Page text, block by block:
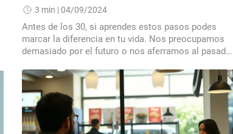
3 min | 04/09/2024
Antes de los 30, si aprendes estos pasos podes
marcar la diferencia en tu vida. Nos preocupamos
demasiado por el futuro o nos aferramos al pasado,